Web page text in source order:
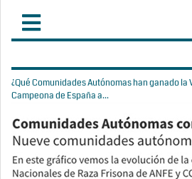
¿Qué Comunidades Autónomas han ganado la
Campeona de España a...